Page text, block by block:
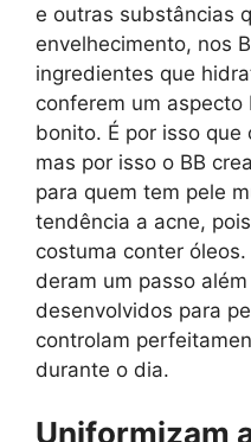
e outras substâncias
envelhecimento, nos
ingredientes que
conferem um
bonito. É por isso
mas por isso o BB
para quem tem pele
tendência a acne,
costuma conter
deram um passo
desenvolvidos para
controlam
durante o dia.
Uniformizam